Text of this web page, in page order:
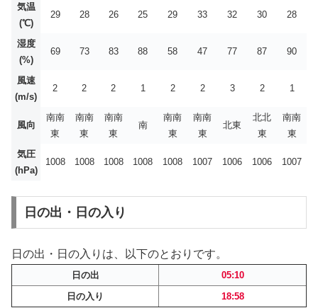
気温
(℃)
29 28 26 25 29 33 32 30 28
湿度
(%)
69 73 83 88 58 47 77 87 90
風速
(m/s)
2 2 2 1 2 2 3 2 1
風向
南南
東
南南
東
南南
東
南
南南
東
南南
東
北東
北北
東
南南
東
気圧
(hPa)
1008 1008 1008 1008 1008 1007 1006 1006 1007
日の出・日の入り
日の出・日の入りは、以下のとおりです。
日の出
05:10
日の入り
18:58